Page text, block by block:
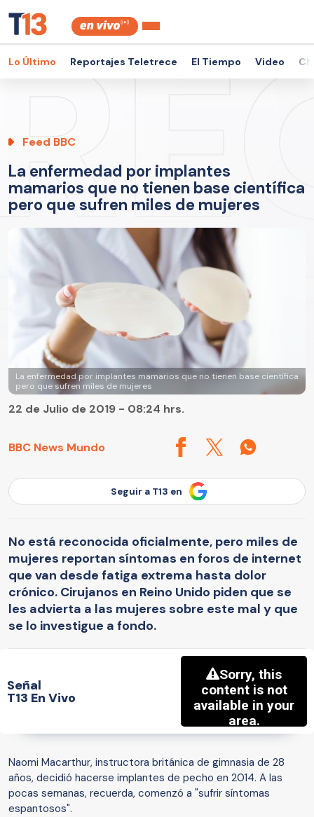
Lo Último Reportajes Teletrece El Tiempo Video
Feed BBC
La enfermedad por implantes
mamarios que no tienen base científica
pero que sufren miles de mujeres
La enfermedad por implantes mamarios que no tienen base científica
pero que sufren miles de mujeres
BBC News Mundo
22 de Julio de 2019 - 08:24 hrs.
Seguir a T13 en
No está reconocida oficialmente, pero miles de
mujeres reportan síntomas en foros de internet
que van desde fatiga extrema hasta dolor
crónico. Cirujanos en Reino Unido piden que se
les advierta a las mujeres sobre este mal y que
se lo investigue a fondo.
Señal
T13 En Vivo
Naomi Macarthur, instructora británica de gimnasia de 28
años, decidió hacerse implantes de pecho en 2014. A las
pocas semanas, recuerda, comenzó a "sufrir síntomas
espantosos".